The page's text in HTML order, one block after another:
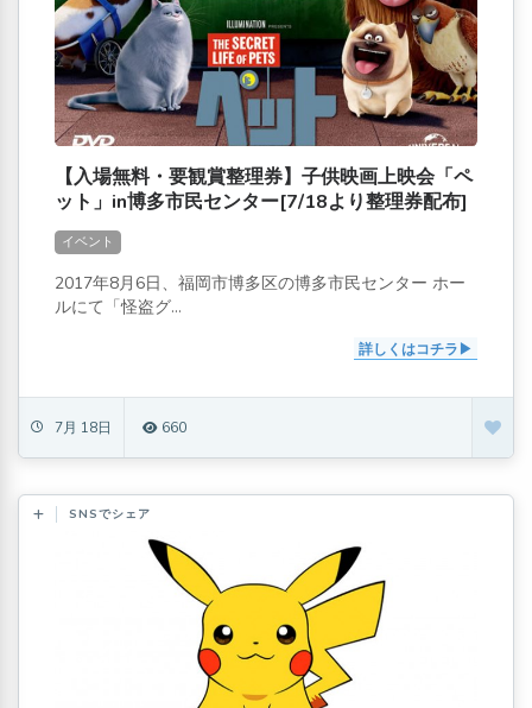
【入場無料・要観賞整理券】子供映画上映会「ペ
ット」in博多市民センター[7/18より整理券配布]
イベント
2017年8月6日、福岡市博多区の博多市民センター ホー
ルにて「怪盗グ...
詳しくはコチラ
7月 18日 660
SNSでシェア